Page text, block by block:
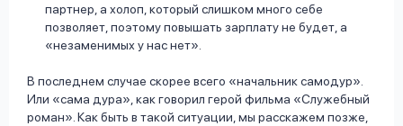
партнер, а холоп, который слишком много себе
позволяет, поэтому повышать зарплату не будет, а
«незаменимых у нас нет».
В последнем случае скорее всего «начальник самодур».
Или «сама дура», как говорил герой фильма «Служебный
роман». Как быть в такой ситуации, мы расскажем позже,